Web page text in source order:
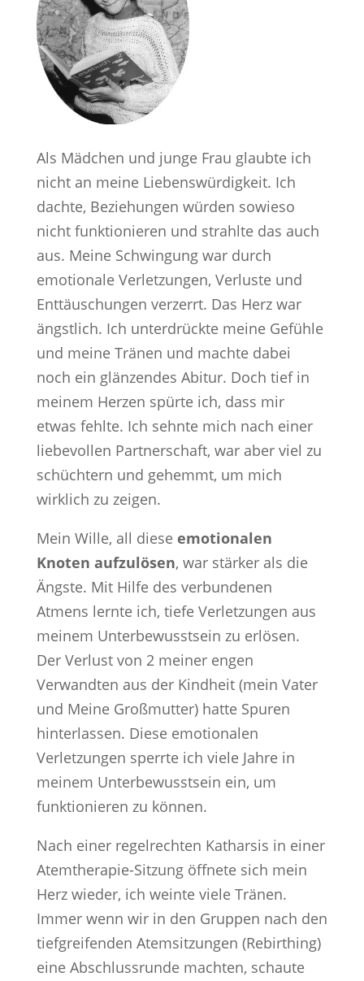
Als Mädchen und junge Frau glaubte ich
nicht an meine Liebenswürdigkeit. Ich
dachte, Beziehungen würden sowieso
nicht funktionieren und strahlte das auch
aus. Meine Schwingung war durch
emotionale Verletzungen, Verluste und
Enttäuschungen verzerrt. Das Herz war
ängstlich. Ich unterdrückte meine Gefühle
und meine Tränen und machte dabei
noch ein glänzendes Abitur. Doch tief in
meinem Herzen spürte ich, dass mir
etwas fehlte. Ich sehnte mich nach einer
liebevollen Partnerschaft, war aber viel zu
schüchtern und gehemmt, um mich
wirklich zu zeigen.
Mein Wille, all diese emotionalen
Knoten aufzulösen, war stärker als die
Ängste. Mit Hilfe des verbundenen
Atmens lernte ich, tiefe Verletzungen aus
meinem Unterbewusstsein zu erlösen.
Der Verlust von 2 meiner engen
Verwandten aus der Kindheit (mein Vater
und Meine Großmutter) hatte Spuren
hinterlassen. Diese emotionalen
Verletzungen sperrte ich viele Jahre in
meinem Unterbewusstsein ein, um
funktionieren zu können.
Nach einer regelrechten Katharsis in einer
Atemtherapie-Sitzung öffnete sich mein
Herz wieder, ich weinte viele Tränen.
Immer wenn wir in den Gruppen nach den
tiefgreifenden Atemsitzungen (Rebirthing)
eine Abschlussrunde machten, schaute